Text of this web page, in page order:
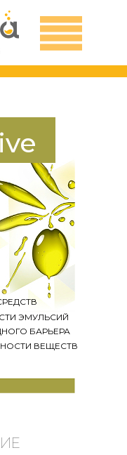
ЭМУЛЬСИЙ
ВЕЩЕСТВ
БАРЬЕРА